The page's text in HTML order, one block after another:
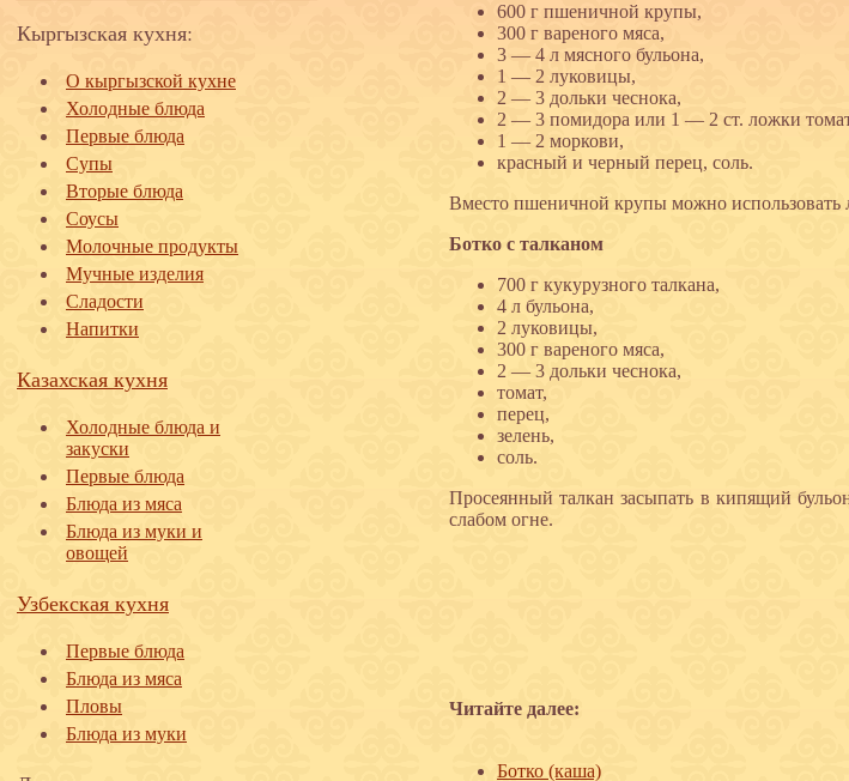
Кыргызская кухня:
О кыргызской кухне
Холодные блюда
Первые блюда
Супы
Вторые блюда
Соусы
Молочные продукты
Мучные изделия
Сладости
Напитки
Казахская кухня
Холодные блюда и
закуски
Первые блюда
Блюда из мяса
Блюда из муки и
овощей
Узбекская кухня
Первые блюда
Блюда из мяса
Пловы
Блюда из муки
600 г пшеничной крупы,
300 г вареного мяса,
3 — 4 л мясного бульона,
1 — 2 луковицы,
2 — 3 дольки чеснока,
2 — 3 помидора или 1 — 2 ст. ложки
1 — 2 моркови,
красный и черный перец, соль.
Вместо пшеничной крупы можно
Ботко с талканом
700 г кукурузного талкана,
4 л бульона,
2 луковицы,
300 г вареного мяса,
2 — 3 дольки чеснока,
томат,
перец,
зелень,
соль.
Просеянный талкан засыпать в кипящий
слабом огне.
Читайте далее:
Ботко (каша)